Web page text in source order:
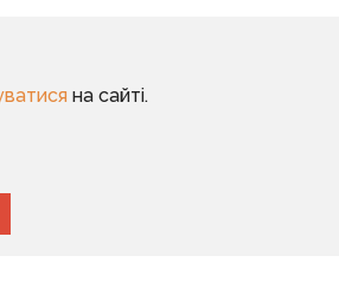
на сайті.